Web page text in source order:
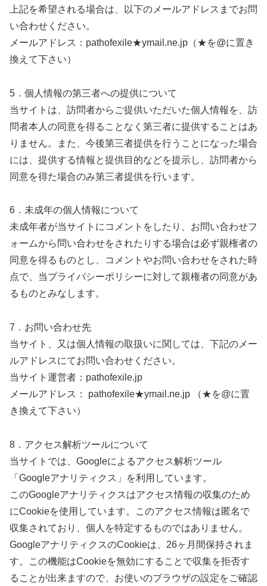
上記を希望される場合は、以下のメールアドレスまでお問
い合わせください。
メールアドレス：pathofexile★ymail.ne.jp（★を@に置き
換えて下さい）
5．個人情報の第三者への提供について
当サイトは、訪問者からご提供いただいた個人情報を、訪
問者本人の同意を得ることなく第三者に提供することはあ
りません。また、今後第三者提供を行うことになった場合
には、提供する情報と提供目的などを提示し、訪問者から
同意を得た場合のみ第三者提供を行います。
6．未成年の個人情報について
未成年者が当サイトにコメントをしたり、お問い合わせフ
ォームから問い合わせをされたりする場合は必ず親権者の
同意を得るものとし、コメントやお問い合わせをされた時
点で、当プライバシーポリシーに対して親権者の同意があ
るものとみなします。
7．お問い合わせ先
当サイト、又は個人情報の取扱いに関しては、下記のメー
ルアドレスにてお問い合わせください。
当サイト運営者：pathofexile.jp
メールアドレス： pathofexile★ymail.ne.jp （★を@に置
き換えて下さい）
8．アクセス解析ツールについて
当サイトでは、Googleによるアクセス解析ツール
「Googleアナリティクス」を利用しています。
このGoogleアナリティクスはアクセス情報の収集のため
にCookieを使用しています。このアクセス情報は匿名で
収集されており、個人を特定するものではありません。
GoogleアナリティクスのCookieは、26ヶ月間保持されま
す。この機能はCookieを無効にすることで収集を拒否す
ることが出来ますので、お使いのブラウザの設定をご確認